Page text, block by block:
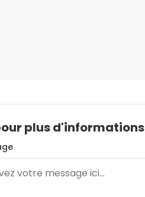
plus d'informations